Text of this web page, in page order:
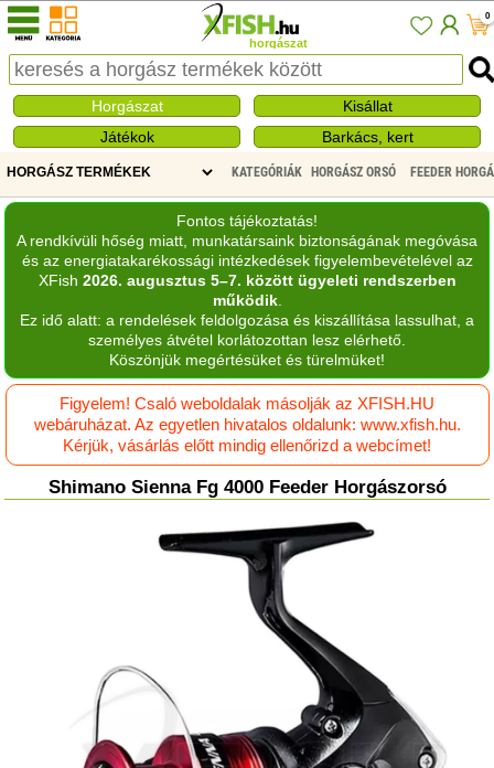
horgászat
0
Horgászat
Kisállat
Játékok
Barkács, kert
KATEGÓRIÁK HORGÁSZ ORSÓ FEEDER
Fontos tájékoztatás!
A rendkívüli hőség miatt, munkatársaink biztonságának megóvása
és az energiatakarékossági intézkedések figyelembevételével az
XFish 2026. augusztus 5–7. között ügyeleti rendszerben
működik.
Ez idő alatt: a rendelések feldolgozása és kiszállítása lassulhat, a
személyes átvétel korlátozottan lesz elérhető.
Köszönjük megértésüket és türelmüket!
Figyelem! Csaló weboldalak másolják az XFISH.HU
webáruházat. Az egyetlen hivatalos oldalunk: www.xfish.hu.
Kérjük, vásárlás előtt mindig ellenőrizd a webcímet!
Shimano Sienna Fg 4000 Feeder Horgászorsó